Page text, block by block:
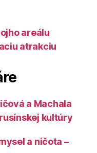
areálu
atrakciu
a Machala
kultúry
a ničota –